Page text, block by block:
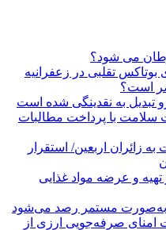
می شود؟
تقلبی در زعفرانیه
است؟
سلامت با پرداخت مطالبات
خدمت به زائران اربعین/ استقرار
تهیه و عرضه مواد غذایی
مستمر رصد می‌شود
امنای صرفه‌جویی ارزی از